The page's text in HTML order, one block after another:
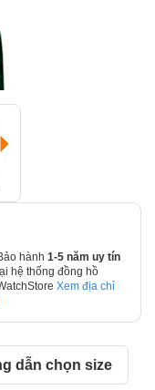
hành 1-5 năm uy tín
hệ thống đồng hồ
Xem địa chỉ
dẫn chọn size